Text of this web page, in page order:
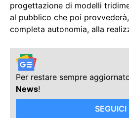
progettazione di modelli
al pubblico che poi
completa autonomia, alla
Per restare sempre
News!
SEGUICI